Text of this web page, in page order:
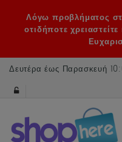
Λόγω προβλήματος
οτιδήποτε
Δευτέρα έως Παρασκευή